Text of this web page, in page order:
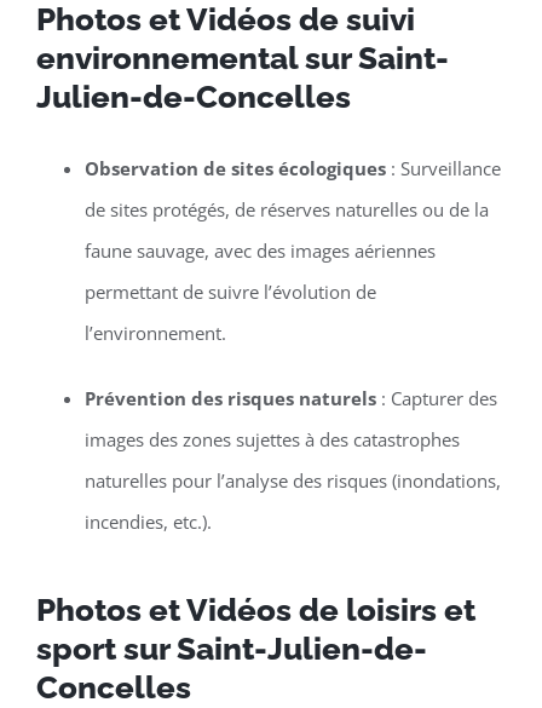
Photos et Vidéos de suivi
environnemental sur Saint-
Julien-de-Concelles
Observation de sites écologiques: Surveillance
de sites protégés, de réserves naturelles ou de la
faune sauvage, avec des images aériennes
permettant de suivre l’évolution de
l’environnement.
Prévention des risques naturels: Capturer des
images des zones sujettes à des catastrophes
naturelles pour l’analyse des risques (inondations,
incendies, etc.).
Photos et Vidéos de loisirs et
sport sur Saint-Julien-de-
Concelles